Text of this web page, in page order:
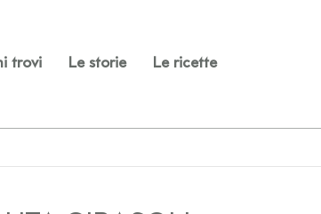
trovi Le storie Le ricette